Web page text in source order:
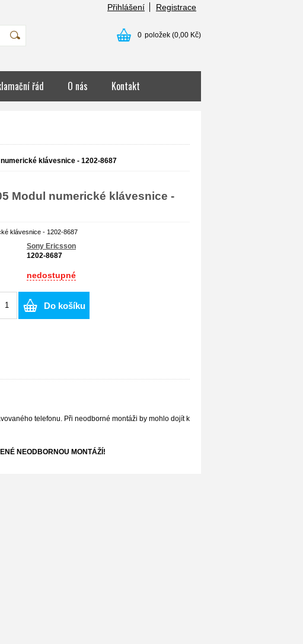
Přihlášení Registrace
0 položek (0,00 Kč)
řád O nás Kontakt
klávesnice - 1202-8687
Modul numerické klávesnice -
klávesnice - 1202-8687
Sony Ericsson
1202-8687
nedostupné
Do košíku
telefonu. Při neodborné montáži by mohlo dojít k
NEODBORNOU MONTÁŽÍ!